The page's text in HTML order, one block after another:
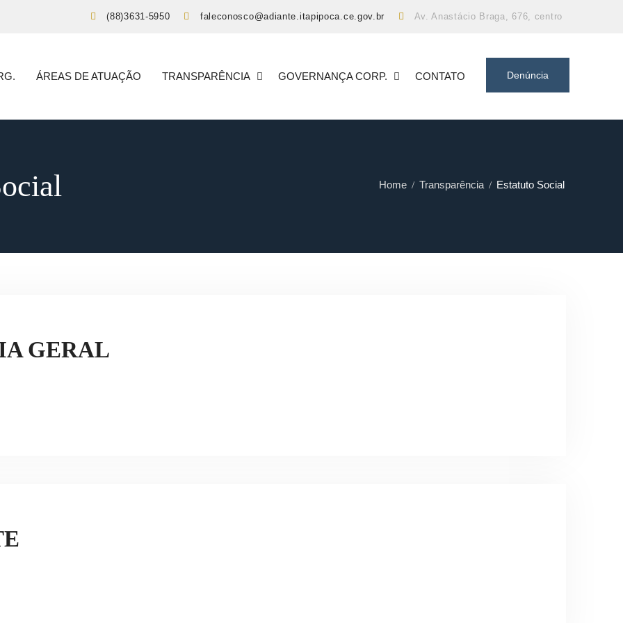
(88)3631-5950 faleconosco@adiante.itapipoca.ce.gov.br Av. Anastácio Braga, 676, centro
Denúncia
ÁREAS DE ATUAÇÃO TRANSPARÊNCIA GOVERNANÇA CORP. CONTATO
Home Transparência Estatuto Social
GERAL